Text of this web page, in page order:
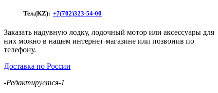
Тел.(KZ): +7(702)323-54-00
Заказать надувную лодку, лодочный мотор или аксессуары для
них можно в нашем интернет-магазине или позвонив по
телефону.
Доставка по России
-Редактируется-1